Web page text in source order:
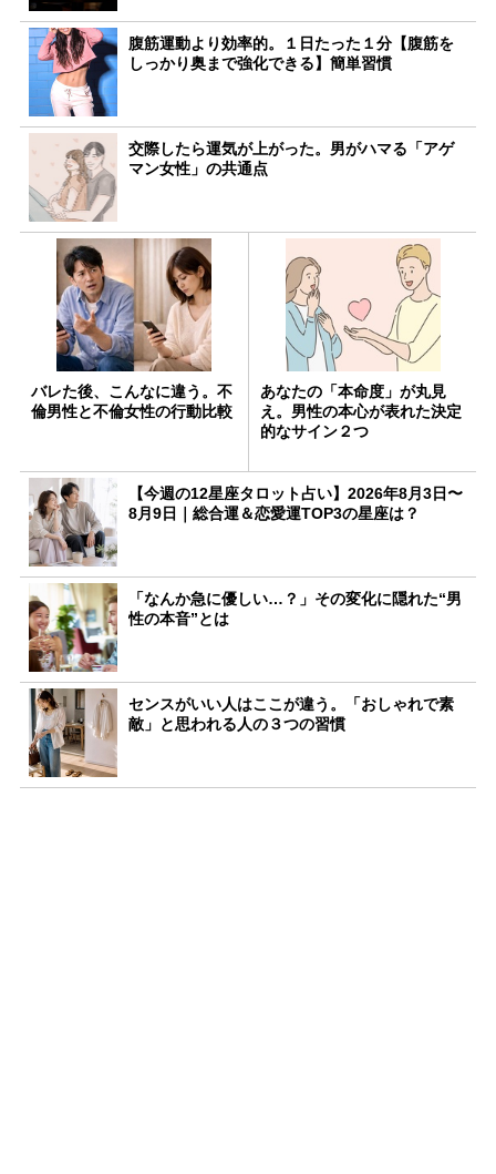
腹筋運動より効率的。１日たった１分【腹筋を
しっかり奥まで強化できる】簡単習慣
交際したら運気が上がった。男がハマる「アゲ
マン女性」の共通点
バレた後、こんなに違う。不
倫男性と不倫女性の行動比較
あなたの「本命度」が丸見
え。男性の本心が表れた決定
的なサイン２つ
【今週の12星座タロット占い】2026年8月3日〜
8月9日｜総合運＆恋愛運TOP3の星座は？
「なんか急に優しい…？」その変化に隠れた“男
性の本音”とは
センスがいい人はここが違う。「おしゃれで素
敵」と思われる人の３つの習慣